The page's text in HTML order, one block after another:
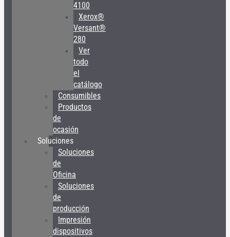
4100
Xerox®
Versant®
280
Ver
todo
el
catálogo
Consumibles
Productos
de
ocasión
Soluciones
Soluciones
de
Oficina
Soluciones
de
producción
Impresión
dispositivos